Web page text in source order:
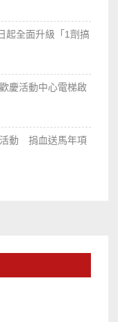
起全面升級「1劑搞
慶活動中心電梯啟
活動 捐血送馬年項